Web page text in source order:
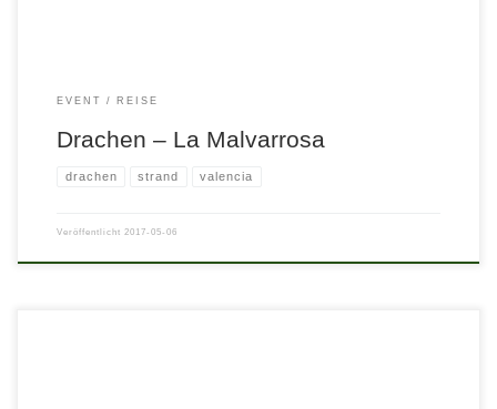
EVENT REISE
Drachen – La Malvarrosa
drachen strand valencia
Veröffentlicht 2017-05-06